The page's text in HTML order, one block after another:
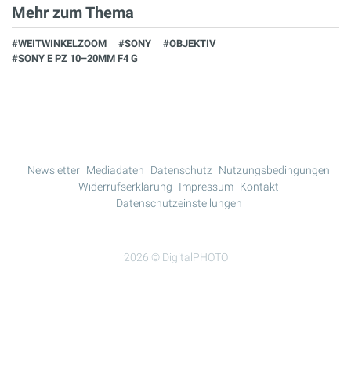
Mehr zum Thema
#WEITWINKELZOOM #SONY
#OBJEKTIV
#SONY E PZ 10–20MM F4 G
2026 © DigitalPHOTO
Newsletter Mediadaten Datenschutz
Nutzungsbedingungen
Widerrufserklärung
Impressum Kontakt
Datenschutzeinstellungen